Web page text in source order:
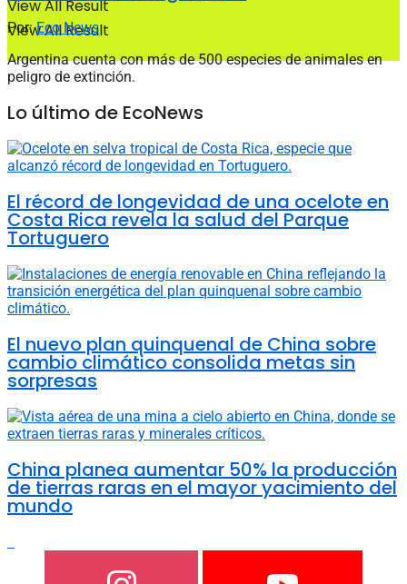
View All Result
View All Result
Por: Eco News
Argentina cuenta con más de 500 especies de animales en
peligro de extinción.
Lo último de EcoNews
El récord de longevidad de una ocelote en
Costa Rica revela la salud del Parque
Tortuguero
El nuevo plan quinquenal de China sobre
cambio climático consolida metas sin
sorpresas
China planea aumentar 50% la producción
de tierras raras en el mayor yacimiento del
mundo